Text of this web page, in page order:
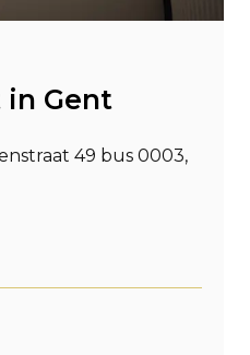
Gent
49 bus 0003,